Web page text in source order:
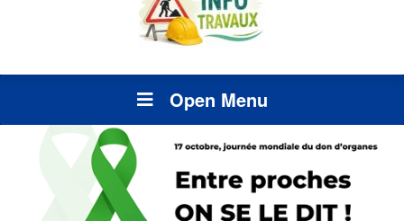
Open Menu